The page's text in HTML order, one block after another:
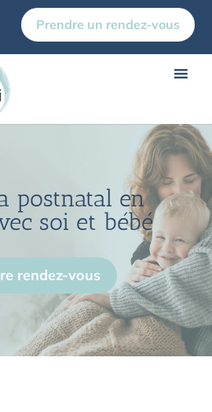
Prendre un rendez-vous
postnatal en
soi et bébé
rendez-vous